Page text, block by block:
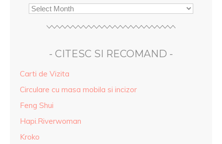
- CITESC SI RECOMAND -
Carti de Vizita
Circulare cu masa mobila si incizor
Feng Shui
Hapi.Riverwoman
Kroko